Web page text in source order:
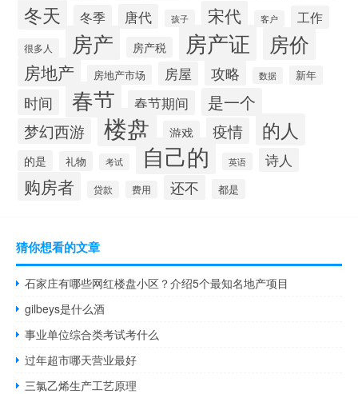
冬天 冬季 唐代 孩子 宋代 客户 工作
很多人 房产 房产税 房产证 房价
房地产 房地产市场 房屋 攻略 数据 新年
时间 春节 春节期间 是一个
梦幻西游 楼盘 游戏 疫情 的人
的是 礼物 考试 自己的 英语 诗人
购房者 贷款 费用 还不 都是
猜你想看的文章
石家庄有哪些网红楼盘小区？介绍5个最知名地产项目
gilbeys是什么酒
事业单位综合类考试考什么
过年超市哪天营业最好
三氯乙烯生产工艺原理